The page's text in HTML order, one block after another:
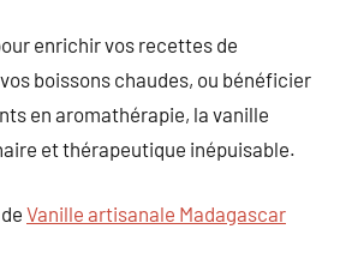
enrichir vos recettes de
boissons chaudes, ou bénéficier
en aromathérapie, la vanille
et thérapeutique inépuisable.
Vanille artisanale Madagascar